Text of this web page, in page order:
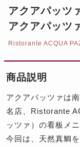
アクアパッツ
アクアパッツ
Ristorante ACQUA
商品説明
アクアパッツァは
名店、Ristorante
ッツァ）の看板メニ
今回は、天然真鯛